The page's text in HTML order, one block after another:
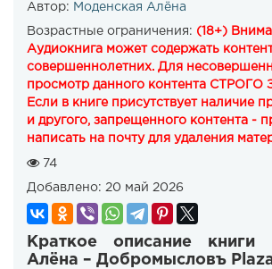
Автор: Моденская Алёна
Возрастные ограничения: (18+)
Аудиокнига может содержать
совершеннолетних. Для
просмотр данного контента
Если в книге присутствует наличие
и другого, запрещенного контента -
написать на почту для удаления
74
Добавлено: 20 май 2026
Краткое описание книги
Алёна – Добромысловъ